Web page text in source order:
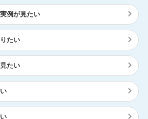
例が見たい
たい
たい